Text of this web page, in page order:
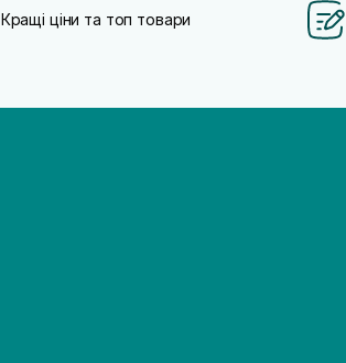
Кращі ціни та топ товари